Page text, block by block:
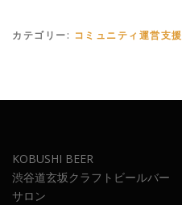
カテゴリー: コミュニティ運営支援
KOBUSHI BEER
渋谷道玄坂クラフトビールバー
サロン